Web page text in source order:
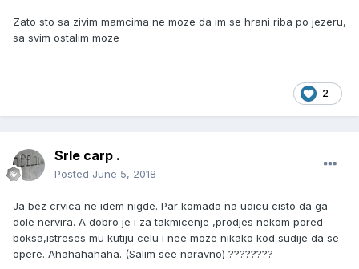
Zato sto sa zivim mamcima ne moze da im se hrani riba po jezeru,
sa svim ostalim moze
2
Srle carp .
Posted June 5, 2018
Ja bez crvica ne idem nigde. Par komada na udicu cisto da ga
dole nervira. A dobro je i za takmicenje ,prodjes nekom pored
boksa,istreses mu kutiju celu i nee moze nikako kod sudije da se
opere. Ahahahahaha. (Salim see naravno) ????????